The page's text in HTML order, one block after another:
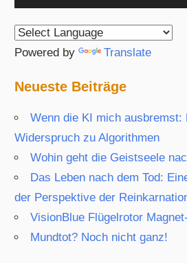
Player
Powered by Translate
Neueste Beiträge
Wenn die KI mich ausbremst:
Widerspruch zu Algorithmen
Wohin geht die Geistseele
Das Leben nach dem Tod:
der Perspektive der
VisionBlue Flügelrotor
Mundtot? Noch nicht ganz!